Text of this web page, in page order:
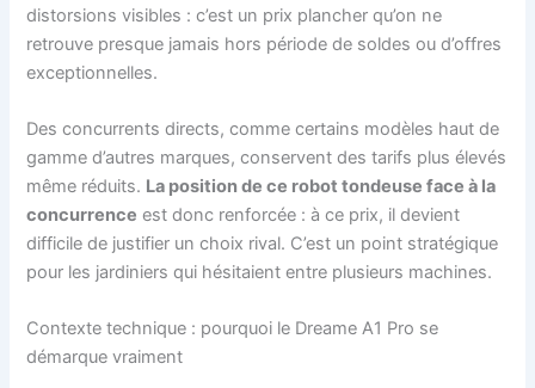
distorsions visibles : c’est un prix plancher qu’on ne
retrouve presque jamais hors période de soldes ou d’offres
exceptionnelles.
Des concurrents directs, comme certains modèles haut de
gamme d’autres marques, conservent des tarifs plus élevés
même réduits. La position de ce robot tondeuse face à la
concurrence est donc renforcée : à ce prix, il devient
difficile de justifier un choix rival. C’est un point stratégique
pour les jardiniers qui hésitaient entre plusieurs machines.
Contexte technique : pourquoi le Dreame A1 Pro se
démarque vraiment